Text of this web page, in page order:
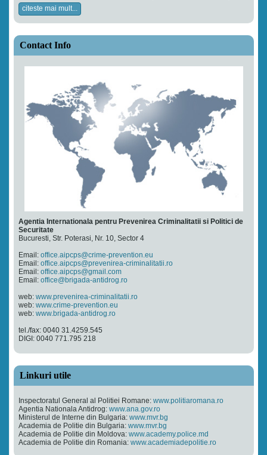
citeste mai mult...
Contact Info
Agentia Internationala pentru Prevenirea Criminalitatii si Politici de
Securitate
Bucuresti, Str. Poterasi, Nr. 10, Sector 4
Email: office.aipcps@crime-prevention.eu
Email: office.aipcps@prevenirea-criminalitatii.ro
Email: office.aipcps@gmail.com
Email: office@brigada-antidrog.ro
web: www.prevenirea-criminalitatii.ro
web: www.crime-prevention.eu
web: www.brigada-antidrog.ro
tel./fax: 0040 31.4259.545
DIGI: 0040 771.795 218
Linkuri utile
Inspectoratul General al Politiei Romane: www.politiaromana.ro
Agentia Nationala Antidrog: www.ana.gov.ro
Ministerul de Interne din Bulgaria: www.mvr.bg
Academia de Politie din Bulgaria: www.mvr.bg
Academia de Politie din Moldova: www.academy.police.md
Academia de Politie din Romania: www.academiadepolitie.ro